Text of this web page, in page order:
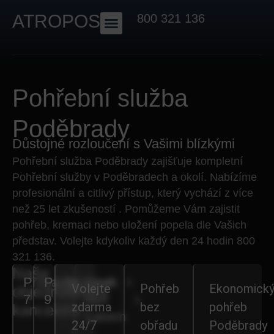
ATROPOS 800 321 136
Pohřební služba
Poděbrady
Důstojné rozloučení s Vašimi blízkými
Pohřební služba Poděbrady zajišťuje kompletní
Pohřební služby v Poděbradech a okolí. Nabízíme
profesionální a citlivý přístup, který vychází z více
než 25 let zkušeností . Pomůžeme Vám zajistit
pohřeb, kremaci nebo uložení popela dle Vašich
představ. Volejte kdykoliv každý den 24 hodin 800
321 136.
Naše
objednávkové
kanceláře
Praha
7
Praha
9
Nymburk
Lysá
nad
Labem
Pohřeb
bez
obřadu
pohřeb
Poděbrady
Volejte
zdarma
24/7